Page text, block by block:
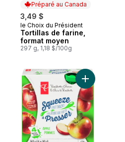
Préparé au Canada
3,49 $
Préparé au Canada
le Choix du Président
Tortillas de farine,
format moyen
297 g, 1,18 $/100g